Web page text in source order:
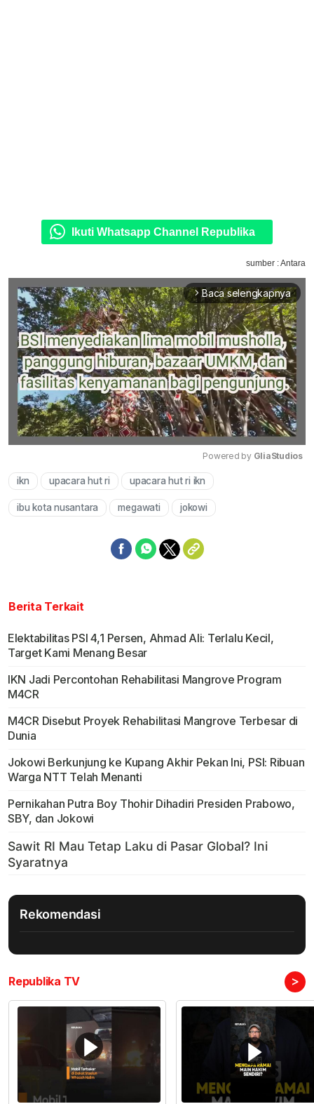
Ikuti Whatsapp Channel Republika
sumber : Antara
arrow_forward_ios Baca selengkapnya
Powered by GliaStudios
ikn upacara hut ri upacara hut ri ikn
ibu kota nusantara megawati jokowi
Berita Terkait
Elektabilitas PSI 4,1 Persen, Ahmad Ali: Terlalu Kecil,
Target Kami Menang Besar
IKN Jadi Percontohan Rehabilitasi Mangrove Program
M4CR
M4CR Disebut Proyek Rehabilitasi Mangrove Terbesar di
Dunia
Jokowi Berkunjung ke Kupang Akhir Pekan Ini, PSI: Ribuan
Warga NTT Telah Menanti
Pernikahan Putra Boy Thohir Dihadiri Presiden Prabowo,
SBY, dan Jokowi
Rekomendasi
Republika TV >